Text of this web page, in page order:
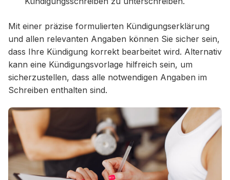
Mit einer präzise formulierten Kündigungserklärung
und allen relevanten Angaben können Sie sicher sein,
dass Ihre Kündigung korrekt bearbeitet wird. Alternativ
kann eine Kündigungsvorlage hilfreich sein, um
sicherzustellen, dass alle notwendigen Angaben im
Schreiben enthalten sind.